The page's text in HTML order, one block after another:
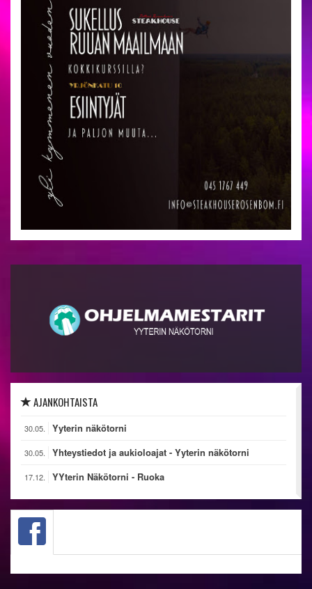
AJANKOHTAISTA
30.05. Yyterin näkötorni
30.05. Yhteystiedot ja aukioloajat - Yyterin näkötorni
17.12. YYterin Näkötorni - Ruoka